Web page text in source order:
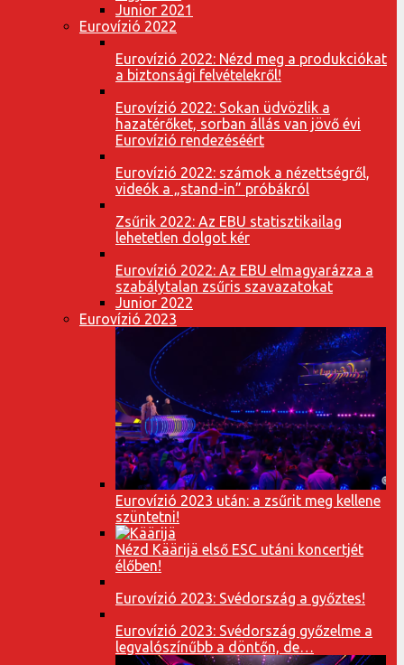
Junior 2021
Eurovízió 2022
Eurovízió 2022: Nézd meg a produkciókat
a biztonsági felvételekről!
Eurovízió 2022: Sokan üdvözlik a
hazatérőket, sorban állás van jövő évi
Eurovízió rendezéséért
Eurovízió 2022: számok a nézettségről,
videók a „stand-in” próbákról
Zsűrik 2022: Az EBU statisztikailag
lehetetlen dolgot kér
Eurovízió 2022: Az EBU elmagyarázza a
szabálytalan zsűris szavazatokat
Junior 2022
Eurovízió 2023
Eurovízió 2023 után: a zsűrit meg kellene
szüntetni!
Nézd Käärijä első ESC utáni koncertjét
élőben!
Eurovízió 2023: Svédország a győztes!
Eurovízió 2023: Svédország győzelme a
legvalószínűbb a döntőn, de…